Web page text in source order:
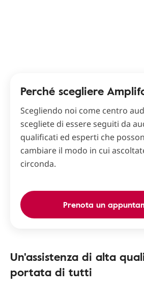
Perché scegliere
Scegliendo noi come centro
scegliete di essere seguiti da
qualificati ed esperti che
cambiare il modo in cui
circonda.
Prenota un
Un'assistenza di alta
portata di tutti